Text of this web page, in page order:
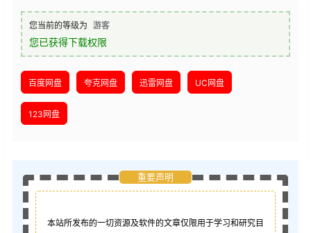
您当前的等级为 游客
您已获得下载权限
百度网盘 夸克网盘 迅雷网盘 UC网盘
123网盘
重要声明
本站所发布的一切资源及软件的文章仅限用于学习和研究目